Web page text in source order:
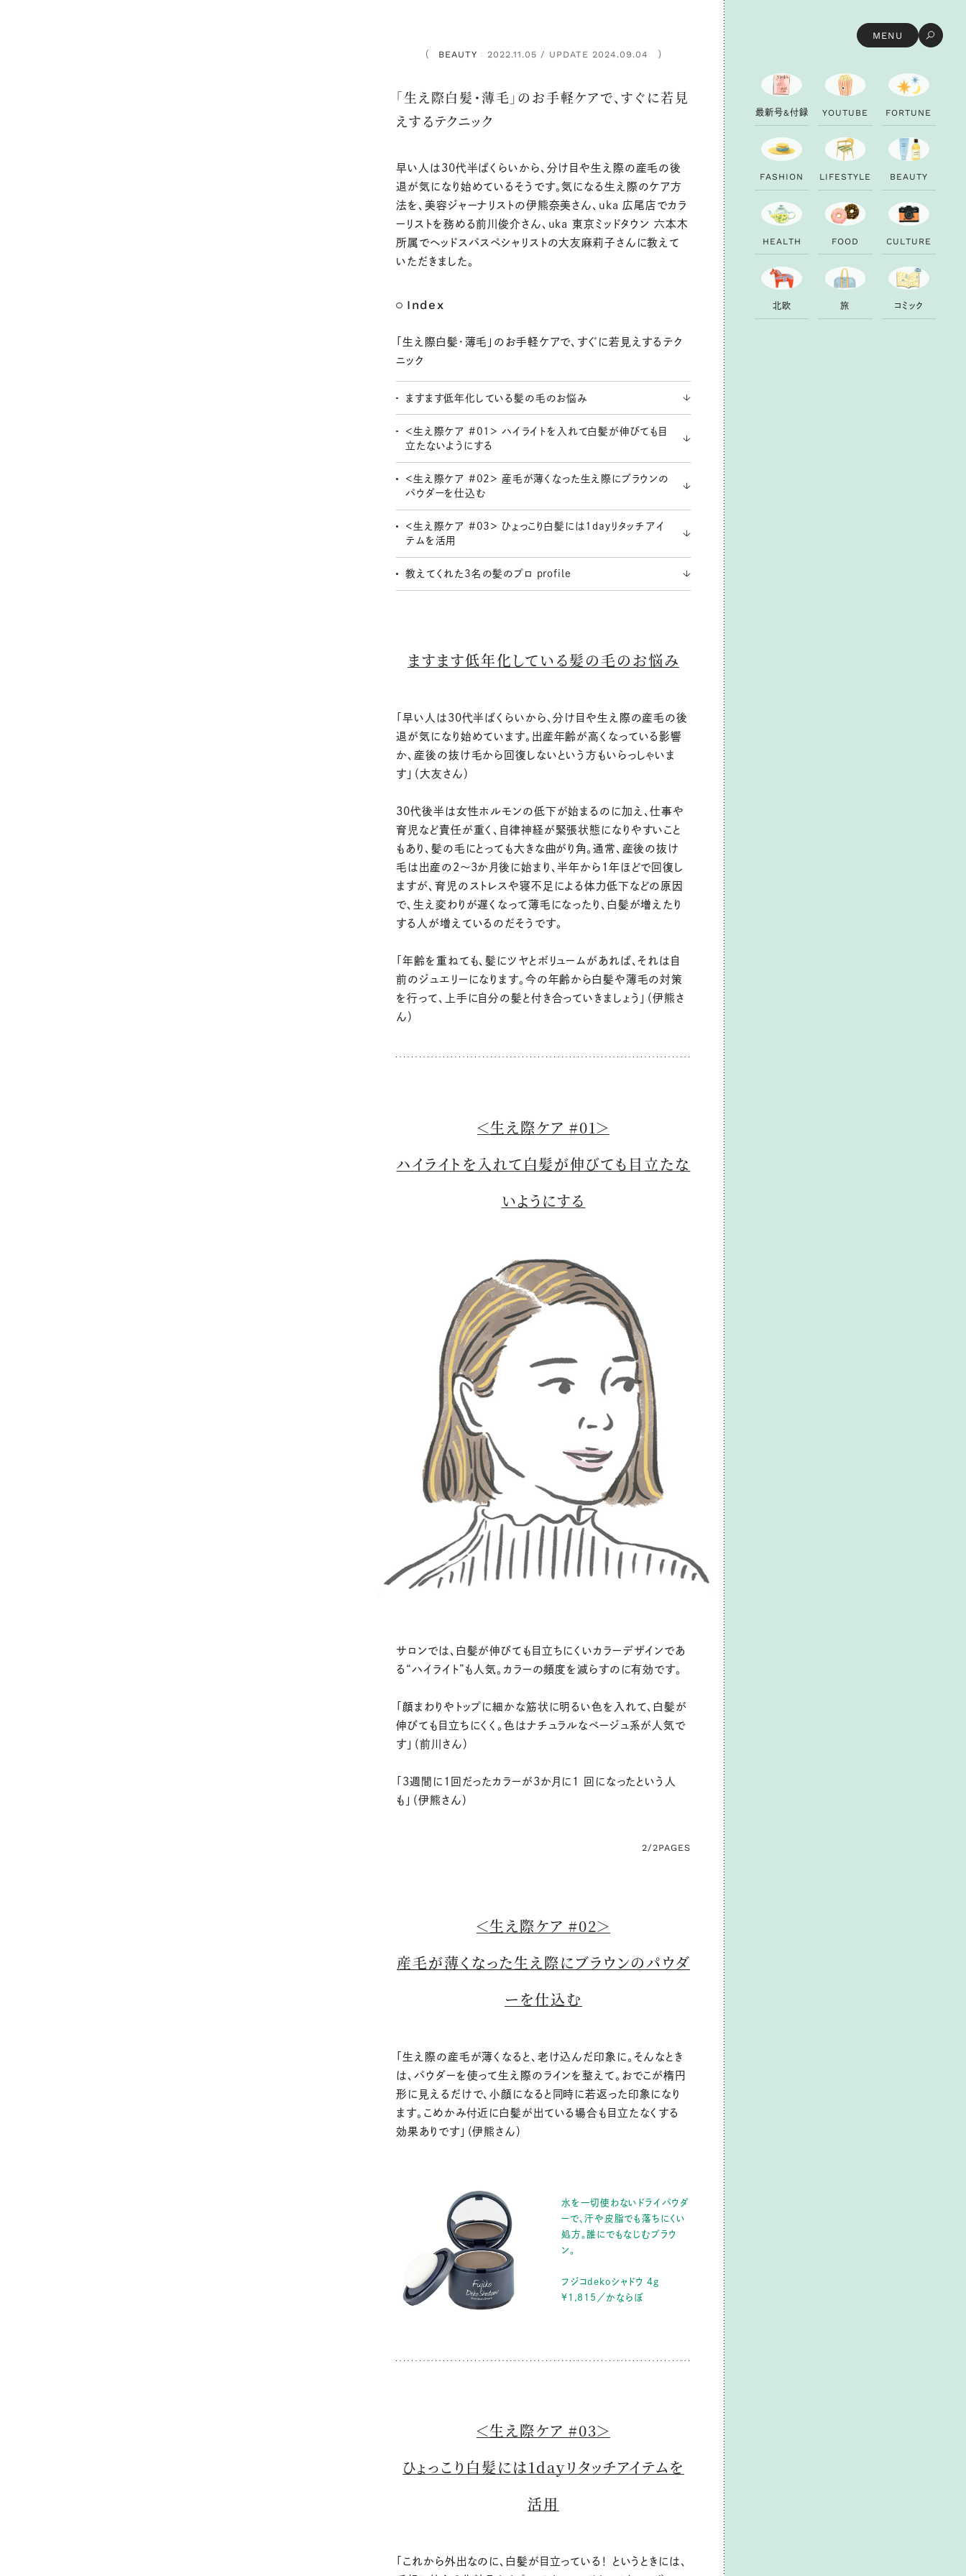
MENU
BEAUTY
： 2022.11.05 / UPDATE 2024.09.04
「生え際白髪・薄毛」のお手軽ケアで、すぐに若見
えするテクニック
早い人は30代半ばくらいから、分け目や生え際の産毛の後
退が気になり始めているそうです。気になる生え際のケア方
法を、美容ジャーナリストの伊熊奈美さん、uka 広尾店でカラ
ーリストを務める前川俊介さん、uka 東京ミッドタウン 六本木
所属でヘッドスパスペシャリストの大友麻莉子さんに教えて
いただきました。
Index
「生え際白髪・薄毛」のお手軽ケアで、すぐに若見えするテク
ニック
ますます低年化している髪の毛のお悩み
＜生え際ケア #01＞ ハイライトを入れて白髪が伸びても目
立たないようにする
＜生え際ケア #02＞ 産毛が薄くなった生え際にブラウンの
パウダーを仕込む
＜生え際ケア #03＞ ひょっこり白髪には1dayリタッチアイ
テムを活用
教えてくれた3名の髪のプロ profile
ますます低年化している髪の毛のお悩み
「早い人は30代半ばくらいから、分け目や生え際の産毛の後
退が気になり始めています。出産年齢が高くなっている影響
か、産後の抜け毛から回復しないという方もいらっしゃいま
す」（大友さん）
30代後半は女性ホルモンの低下が始まるのに加え、仕事や
育児など責任が重く、自律神経が緊張状態になりやすいこと
もあり、髪の毛にとっても大きな曲がり角。通常、産後の抜け
毛は出産の2〜3か月後に始まり、半年から1年ほどで回復し
ますが、育児のストレスや寝不足による体力低下などの原因
で、生え変わりが遅くなって薄毛になったり、白髪が増えたり
する人が増えているのだそうです。
「年齢を重ねても、髪にツヤとボリュームがあれば、それは自
前のジュエリーになります。今の年齢から白髪や薄毛の対策
を行って、上手に自分の髪と付き合っていきましょう」（伊熊さ
ん）
＜生え際ケア #01＞
ハイライトを入れて白髪が伸びても目立たな
いようにする
サロンでは、白髪が伸びても目立ちにくいカラーデザインであ
る“ハイライト”も人気。カラーの頻度を減らすのに有効です。
「顔まわりやトップに細かな筋状に明るい色を入れて、白髪が
伸びても目立ちにくく。色はナチュラルなベージュ系が人気で
す」（前川さん）
「3週間に1回だったカラーが3か月に1 回になったという人
も」（伊熊さん）
2/2PAGES
＜生え際ケア #02＞
産毛が薄くなった生え際にブラウンのパウダ
ーを仕込む
「生え際の産毛が薄くなると、老け込んだ印象に。そんなとき
は、パウダーを使って生え際のラインを整えて。おでこが楕円
形に見えるだけで、小顔になると同時に若返った印象になり
ます。こめかみ付近に白髪が出ている場合も目立たなくする
効果ありです」（伊熊さん）
水を一切使わないドライパウダ
ーで、汗や皮脂でも落ちにくい
処方。誰にでもなじむブラウ
ン。
フジコdekoシャドウ 4g
¥1,815／かならぼ
＜生え際ケア #03＞
ひょっこり白髪には1dayリタッチアイテムを
活用
「これから外出なのに、白髪が目立っている！ というときには、
最新号&付録 YOUTU B E FORTU N E
FAS H ION LI FESTYLE B EAUTY
H EALTH FOOD CU LTU RE
北欧 旅 コ ミ ック